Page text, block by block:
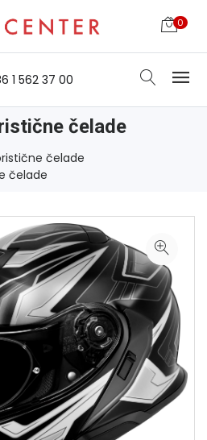
0
1 562 37 00
čelade
čelade
čelade